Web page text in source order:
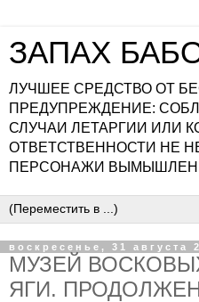
ЗАПАХ
ЛУЧШЕЕ СРЕДСТВО ОТ
ПРЕДУПРЕЖДЕНИЕ:
СЛУЧАИ ЛЕТАРГИИ ИЛИ
ОТВЕТСТВЕННОСТИ НЕ
ПЕРСОНАЖИ
воскресенье, 31 августа
МУЗЕЙ
ЯГИ.